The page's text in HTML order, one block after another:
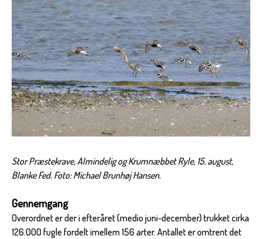
Stor Præstekrave, Almindelig og Krumnæbbet Ryle, 15. august,
Blanke Fed. Foto: Michael Brunhøj Hansen.
Gennemgang
Overordnet er der i efteråret (medio juni-december) trukket cirka
126.000 fugle fordelt imellem 156 arter. Antallet er omtrent det